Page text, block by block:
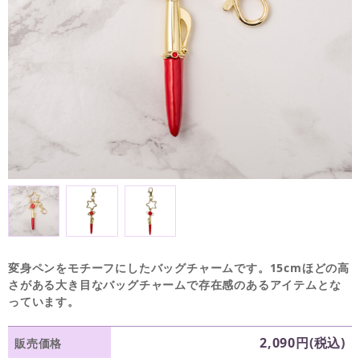
変身ペンをモチーフにしたバッグチャームです。15cmほどの高
さがある大き目なバッグチャームで存在感のあるアイテムとな
っています。
販売価格 2,090円(税込)